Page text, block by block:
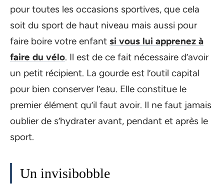
pour toutes les occasions sportives, que cela
soit du sport de haut niveau mais aussi pour
faire boire votre enfant si vous lui apprenez à
faire du vélo. Il est de ce fait nécessaire d’avoir
un petit récipient. La gourde est l’outil capital
pour bien conserver l’eau. Elle constitue le
premier élément qu’il faut avoir. Il ne faut jamais
oublier de s’hydrater avant, pendant et après le
sport.
​​​​​​Un invisibobble